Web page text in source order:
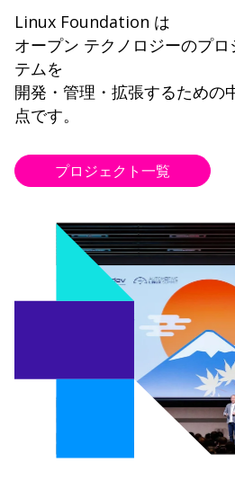
Linux Foundation は
オープン テクノロジーのプ
テムを
開発・管理・拡張するための
点です。
プロジェクト一覧